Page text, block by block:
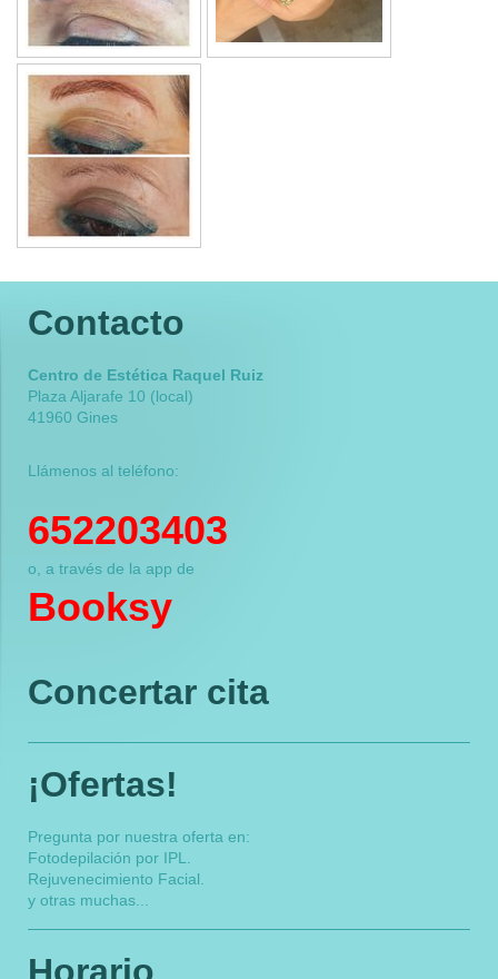
Contacto
Centro de Estética Raquel Ruiz
Plaza Aljarafe 10 (local)
41960 Gines
Llámenos al teléfono:
652203403
o, a través de la app de
Booksy
Concertar cita
¡Ofertas!
Pregunta por nuestra oferta en:
Fotodepilación por IPL.
Rejuvenecimiento Facial.
y otras muchas...